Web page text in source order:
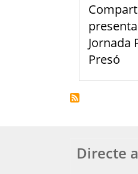
Jornada
Presó
Directe a